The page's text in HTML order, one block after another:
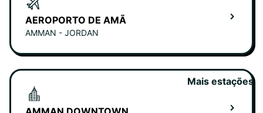
AEROPORTO DE AMÃ
AMMAN - JORDAN
Mais estações